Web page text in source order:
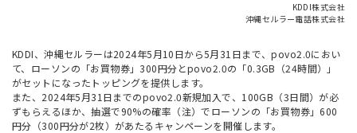
KDDI株式会社
沖縄セルラー電話株式会社
KDDI、沖縄セルラーは2024年5月10日から5月31日まで、povo2.0におい
て、ローソンの「お買物券」300円分とpovo2.0の「0.3GB（24時間）」
がセットになったトッピングを提供します。
また、2024年5月31日までのpovo2.0新規加入で、100GB（3日間）が必
ずもらえるほか、抽選で90%の確率（注）でローソンの「お買物券」600
円分（300円分が2枚）があたるキャンペーンを開催します。